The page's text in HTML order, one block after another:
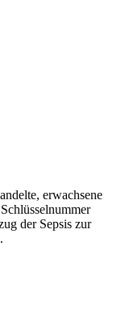
erwachsene
der Sepsis zur